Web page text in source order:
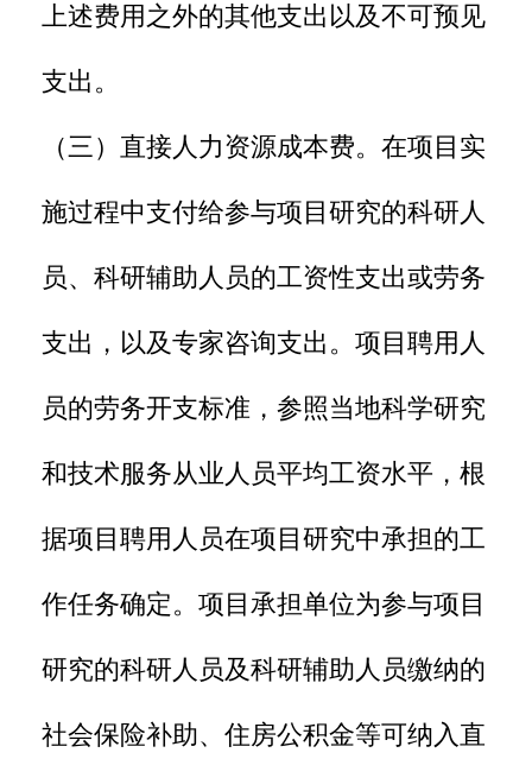
上述费用之外的其他支出以及不可预见
支出。
（三）直接人力资源成本费。在项目实
施过程中支付给参与项目研究的科研人
员、科研辅助人员的工资性支出或劳务
支出，以及专家咨询支出。项目聘用人
员的劳务开支标准，参照当地科学研究
和技术服务从业人员平均工资水平，根
据项目聘用人员在项目研究中承担的工
作任务确定。项目承担单位为参与项目
研究的科研人员及科研辅助人员缴纳的
社会保险补助、住房公积金等可纳入直